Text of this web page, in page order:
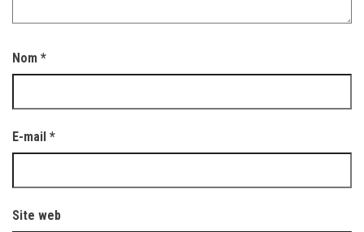
Nom *
E-mail *
Site web